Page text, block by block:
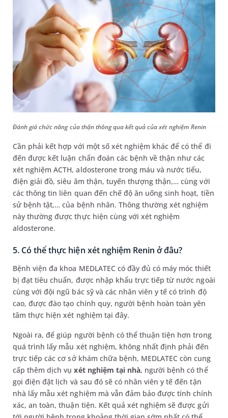
Đánh giá chức năng của thận thông qua kết quả của xét nghiệm Renin
Cần phải kết hợp với một số xét nghiệm khác để có thể đi
đến được kết luận chẩn đoán các bệnh về thận như các
xét nghiệm ACTH, aldosterone trong máu và nước tiểu,
điện giải đồ, siêu âm thận, tuyến thượng thận,… cùng với
các thông tin liên quan đến chế độ ăn uống sinh hoạt, tiền
sử bệnh tật,… của bệnh nhân. Thông thường xét nghiệm
này thường được thực hiện cùng với xét nghiệm
aldosterone.
5. Có thể thực hiện xét nghiệm Renin ở đâu?
Bệnh viện đa khoa MEDLATEC có đầy đủ có máy móc thiết
bị đạt tiêu chuẩn, được nhập khẩu trực tiếp từ nước ngoài
cùng với đội ngũ bác sỹ và các nhân viên y tế có trình độ
cao, được đào tạo chính quy, người bệnh hoàn toàn yên
tâm thực hiện xét nghiệm tại đây.
Ngoài ra, để giúp người bệnh có thể thuận tiện hơn trong
quá trình lấy mẫu xét nghiệm, không nhất định phải đến
trực tiếp các cơ sở khám chữa bệnh, MEDLATEC còn cung
cấp thêm dịch vụxét nghiệm tại nhà, người bệnh có thể
gọi điện đặt lịch và sau đó sẽ có nhân viên y tế đến tận
nhà lấy mẫu xét nghiệm mà vẫn đảm bảo được tính chính
xác, an toàn, thuận tiện. Kết quả xét nghiệm sẽ được gửi